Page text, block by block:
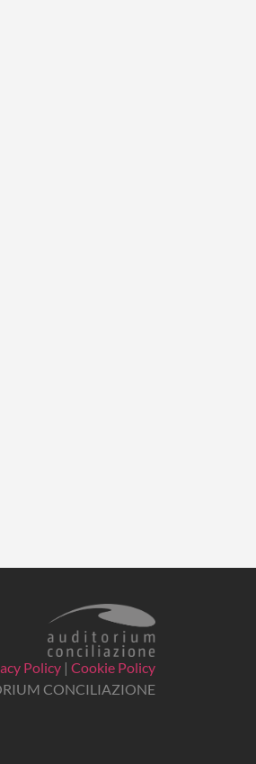
Policy | Cookie Policy
CONCILIAZIONE